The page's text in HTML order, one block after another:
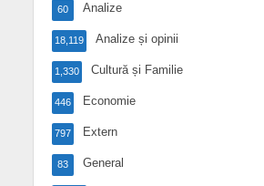
Analize
60
Analize și opinii
18,119
Cultură și Familie
1,330
Economie
446
Extern
797
General
83